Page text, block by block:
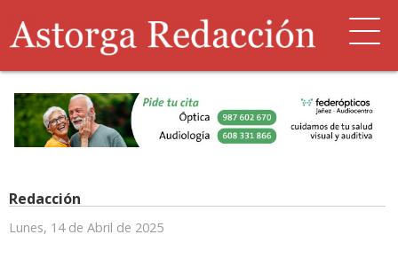
Redacción
Lunes, 14 de Abril de 2025